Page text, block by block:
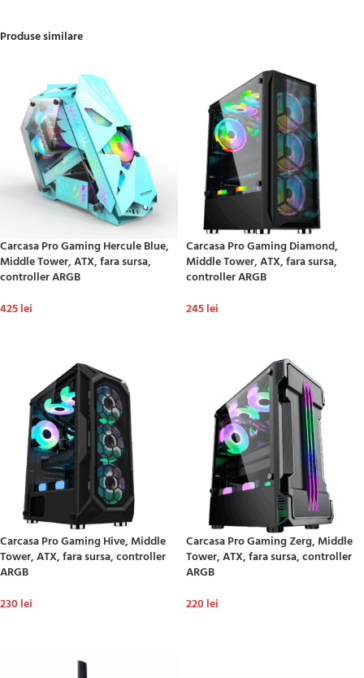
Produse similare
Carcasa Pro Gaming Hercule Blue,
Middle Tower, ATX, fara sursa,
controller ARGB
425lei
Carcasa Pro Gaming Diamond,
Middle Tower, ATX, fara sursa,
controller ARGB
245lei
Carcasa Pro Gaming Hive, Middle
Tower, ATX, fara sursa, controller
ARGB
230 lei
Carcasa Pro Gaming Zerg, Middle
Tower, ATX, fara sursa, controller
ARGB
220 lei